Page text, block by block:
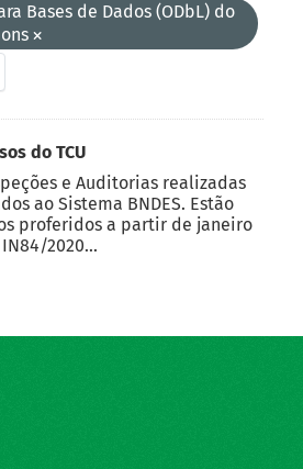
Bases de Dados (ODbL) do
do TCU
e Auditorias realizadas
ao Sistema BNDES. Estão
proferidos a partir de janeiro
2020...